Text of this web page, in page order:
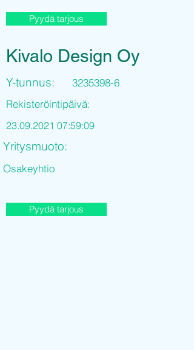
Pyydä tarjous
Kivalo Design Oy
Y-tunnus:
3235398-6
Rekisteröintipäivä:
23.09.2021 07:59:09
Yritysmuoto:
Osakeyhtio
Pyydä tarjous